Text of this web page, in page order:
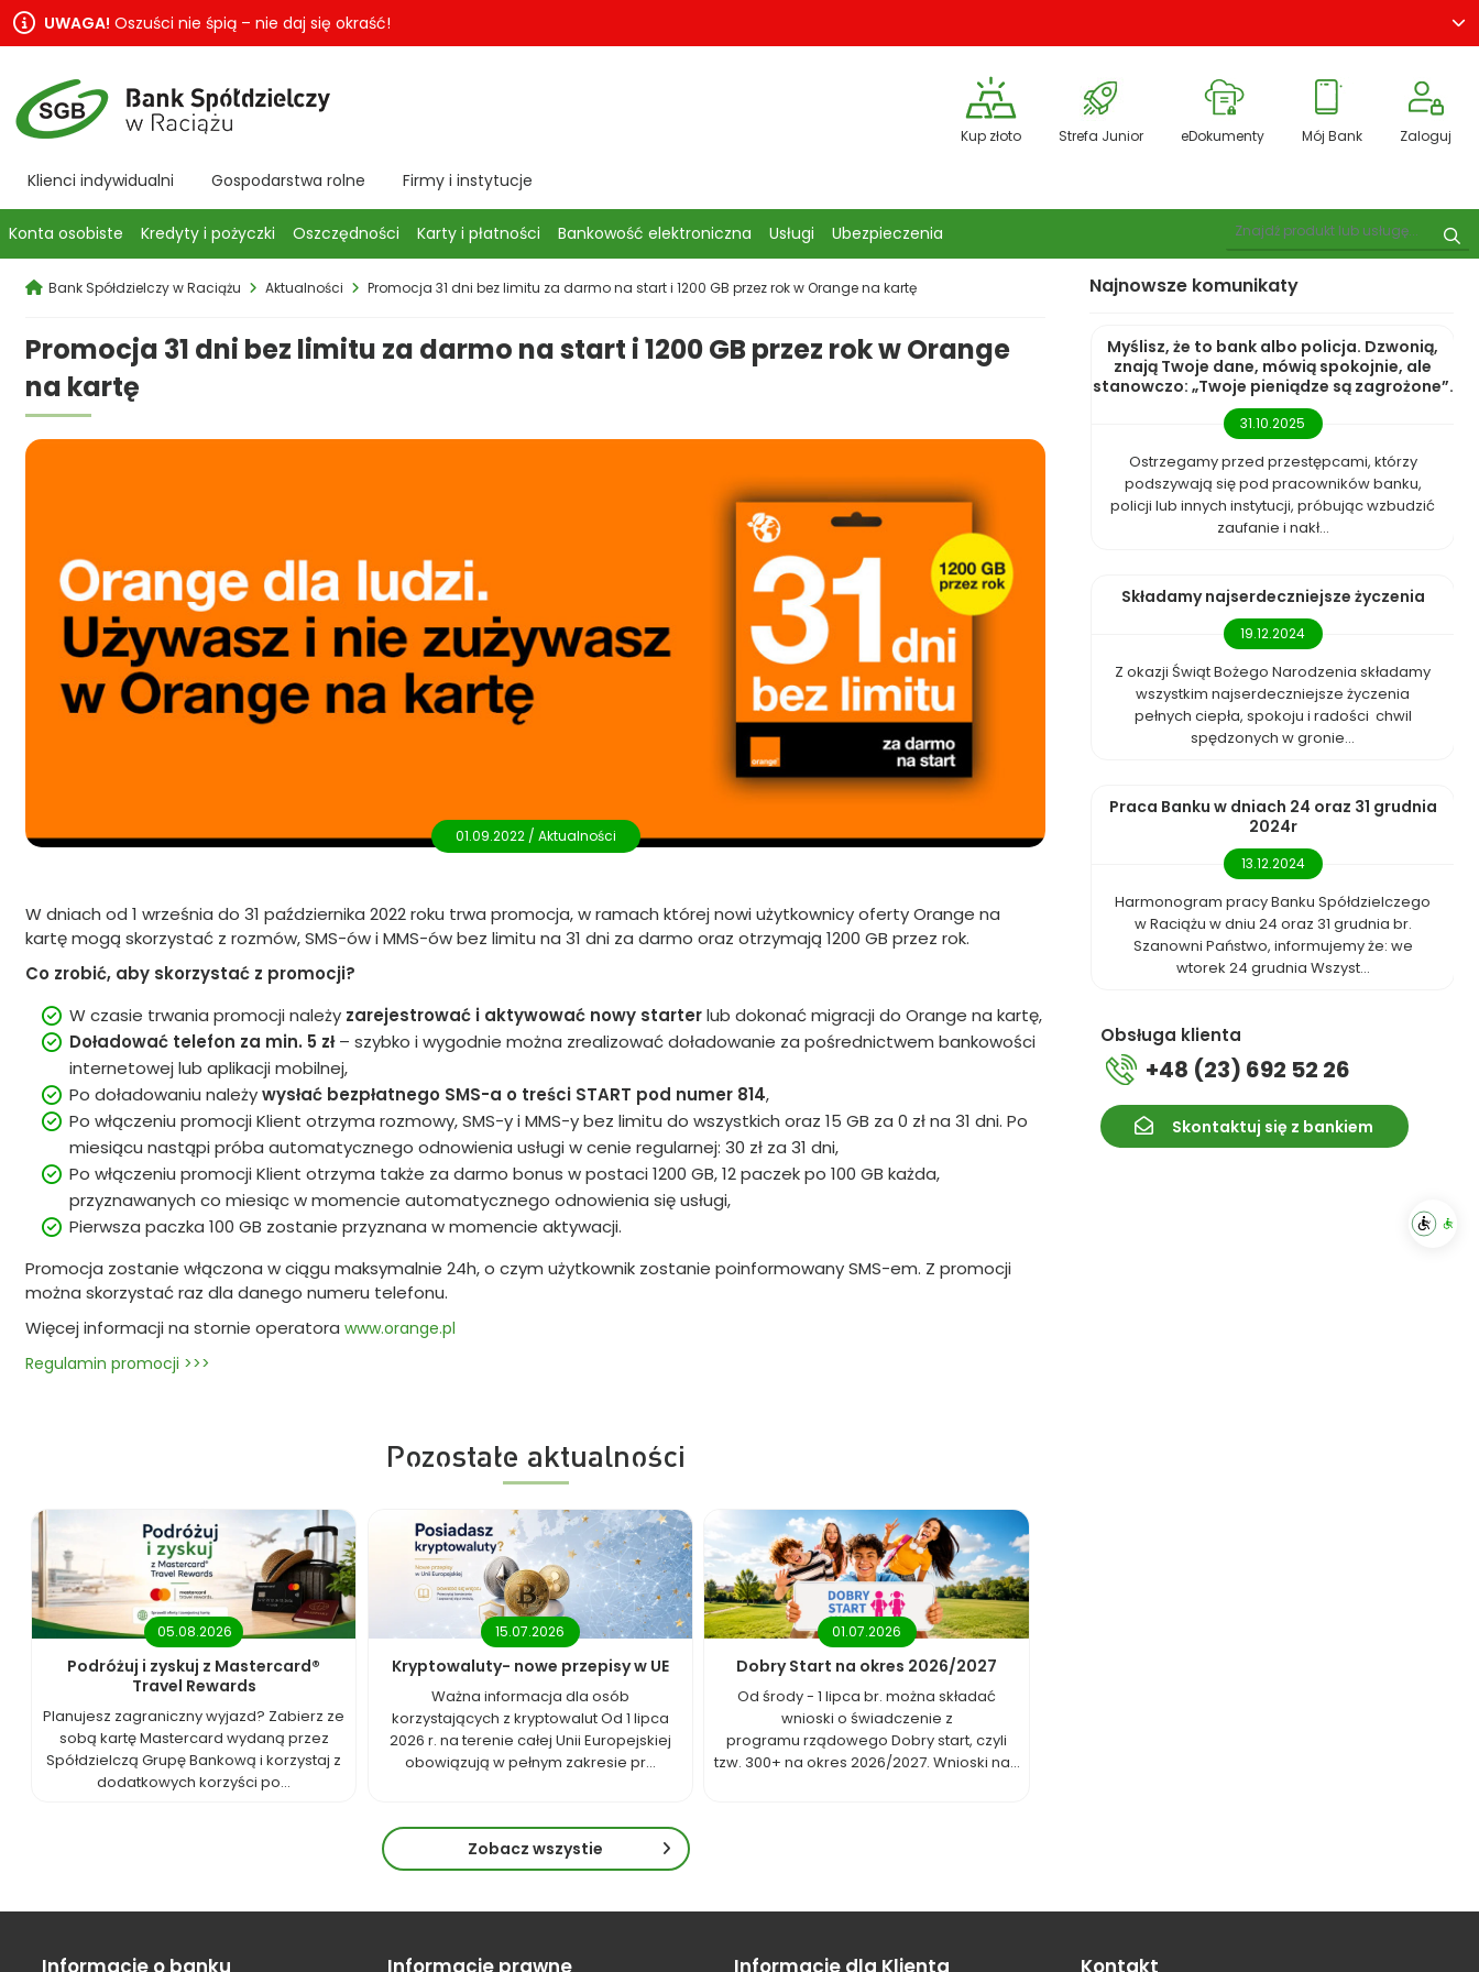
UWAGA! Oszuści nie śpią – nie daj się okraść!
Kup złoto Strefa Junior eDokumenty Mój Bank Zaloguj
Klienci indywidualni Gospodarstwa rolne Firmy i instytucje
Konta osobiste Kredyty i pożyczki Oszczędności Karty i płatności Bankowość elektroniczna Usługi Ubezpieczenia
Pokaż wyszukiwarkę
Bank Spółdzielczy w Raciążu Aktualności Promocja 31 dni bez limitu za darmo na start i 1200 GB przez rok w Orange na kartę
Promocja 31 dni bez limitu za darmo na start i 1200 GB przez rok w Orange
na kartę
01.09.2022 / Aktualności
W dniach od 1 września do 31 października 2022 roku trwa promocja, w ramach której nowi użytkownicy oferty Orange na
kartę mogą skorzystać z rozmów, SMS-ów i MMS-ów bez limitu na 31 dni za darmo oraz otrzymają 1200 GB przez rok.
Co zrobić, aby skorzystać z promocji?
W czasie trwania promocji należy zarejestrować i aktywować nowy starterlub dokonać migracji do Orange na kartę,
Doładować telefon za min. 5 zł– szybko i wygodnie można zrealizować doładowanie za pośrednictwem bankowości
internetowej lub aplikacji mobilnej,
Po doładowaniu należywysłać bezpłatnego SMS-a o treści START pod numer 814,
Po włączeniu promocji Klient otrzyma rozmowy, SMS-y i MMS-y bez limitu do wszystkich oraz 15 GB za 0 zł na 31 dni. Po
miesiącu nastąpi próba automatycznego odnowienia usługi w cenie regularnej: 30 zł za 31 dni,
Po włączeniu promocji Klient otrzyma także za darmo bonus w postaci 1200 GB, 12 paczek po 100 GB każda,
przyznawanych co miesiąc w momencie automatycznego odnowienia się usługi,
Pierwsza paczka 100 GB zostanie przyznana w momencie aktywacji.
Promocja zostanie włączona w ciągu maksymalnie 24h, o czym użytkownik zostanie poinformowany SMS-em. Z promocji
można skorzystać raz dla danego numeru telefonu.
Więcej informacji na stornie operatorawww.orange.pl
Regulamin promocji >>>
Pozostałe aktualności
05.08.2026
Podróżuj i zyskuj z Mastercard®
Travel Rewards
Planujesz zagraniczny wyjazd? Zabierz ze
sobą kartę Mastercard wydaną przez
Spółdzielczą Grupę Bankową i korzystaj z
dodatkowych korzyści po...
15.07.2026
Kryptowaluty- nowe przepisy w UE
Ważna informacja dla osób
korzystających z kryptowalut Od 1 lipca
2026 r. na terenie całej Unii Europejskiej
obowiązują w pełnym zakresie pr...
01.07.2026
Dobry Start na okres 2026/2027
Od środy - 1 lipca br. można składać
wnioski o świadczenie z
programu rządowego Dobry start, czyli
tzw. 300+ na okres 2026/2027. Wnioski na...
Zobacz wszystie
Najnowsze komunikaty
Myślisz, że to bank albo policja. Dzwonią,
znają Twoje dane, mówią spokojnie, ale
stanowczo: „Twoje pieniądze są zagrożone”.
31.10.2025
Ostrzegamy przed przestępcami, którzy
podszywają się pod pracowników banku,
policji lub innych instytucji, próbując wzbudzić
zaufanie i nakł...
Składamy najserdeczniejsze życzenia
19.12.2024
Z okazji Świąt Bożego Narodzenia składamy
wszystkim najserdeczniejsze życzenia
pełnych ciepła, spokoju i radości chwil
spędzonych w gronie...
Praca Banku w dniach 24 oraz 31 grudnia
2024r
13.12.2024
Harmonogram pracy Banku Spółdzielczego
w Raciążu w dniu 24 oraz 31 grudnia br.
Szanowni Państwo, informujemy że: we
wtorek 24 grudnia Wszyst...
Obsługa klienta
+48 (23) 692 52 26
Skontaktuj się z bankiem